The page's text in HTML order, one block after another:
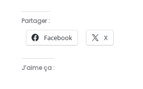
Partager :
Facebook X
J’aime ça :